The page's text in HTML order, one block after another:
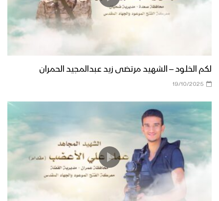
لكم الخلود – الشهيد مرتضى زيد عبدالمجيد الحمران
19/10/2025